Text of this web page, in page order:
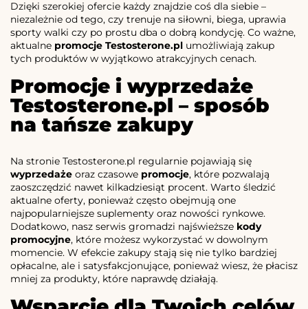
Dzięki szerokiej ofercie każdy znajdzie coś dla siebie –
niezależnie od tego, czy trenuje na siłowni, biega, uprawia
sporty walki czy po prostu dba o dobrą kondycję. Co ważne,
aktualne promocje Testosterone.pl umożliwiają zakup
tych produktów w wyjątkowo atrakcyjnych cenach.
Promocje i wyprzedaże
Testosterone.pl – sposób
na tańsze zakupy
Na stronie Testosterone.pl regularnie pojawiają się
wyprzedaże oraz czasowe promocje, które pozwalają
zaoszczędzić nawet kilkadziesiąt procent. Warto śledzić
aktualne oferty, ponieważ często obejmują one
najpopularniejsze suplementy oraz nowości rynkowe.
Dodatkowo, nasz serwis gromadzi najświeższe kody
promocyjne, które możesz wykorzystać w dowolnym
momencie. W efekcie zakupy stają się nie tylko bardziej
opłacalne, ale i satysfakcjonujące, ponieważ wiesz, że płacisz
mniej za produkty, które naprawdę działają.